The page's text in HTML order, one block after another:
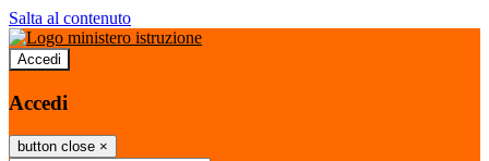
Salta al contenuto
Accedi
Accedi
button close ×